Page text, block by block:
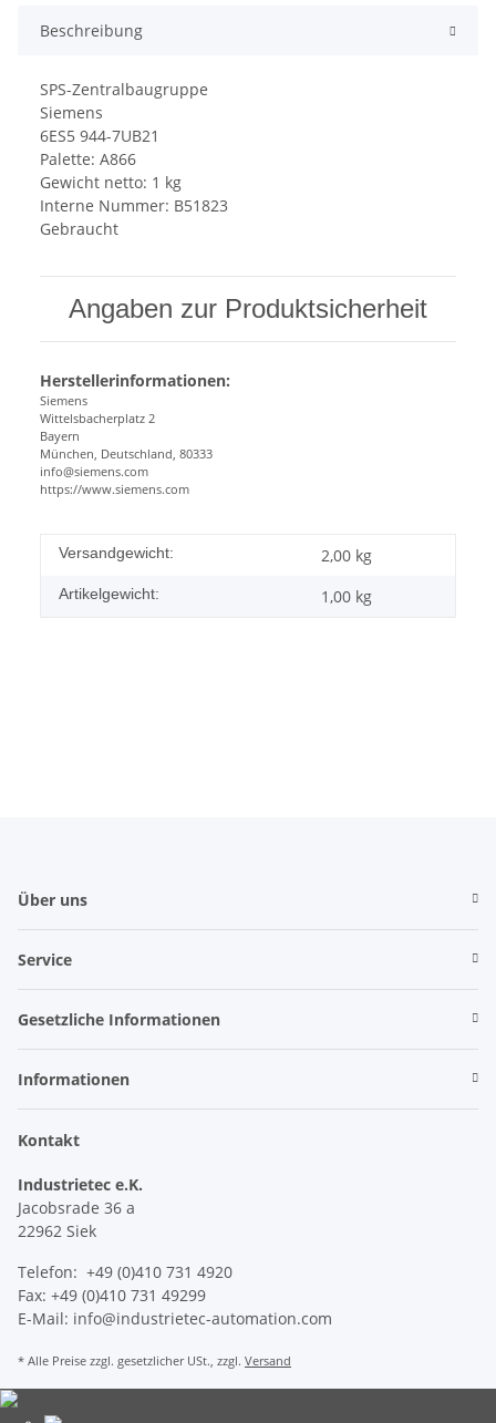
Beschreibung
SPS-Zentralbaugruppe
Siemens
6ES5 944-7UB21
Palette: A866
Gewicht netto: 1 kg
Interne Nummer: B51823
Gebraucht
Angaben zur Produktsicherheit
Herstellerinformationen:
Siemens
Wittelsbacherplatz 2
Bayern
München, Deutschland, 80333
info@siemens.com
https://www.siemens.com
Versandgewicht: 2,00 kg
Artikelgewicht: 1,00 kg
Über uns
Service
Gesetzliche Informationen
Informationen
Kontakt
Industrietec e.K.
Jacobsrade 36 a
22962 Siek
Telefon: +49 (0)410 731 4920
Fax: +49 (0)410 731 49299
E-Mail: info@industrietec-automation.com
* Alle Preise zzgl. gesetzlicher USt., zzgl. Versand